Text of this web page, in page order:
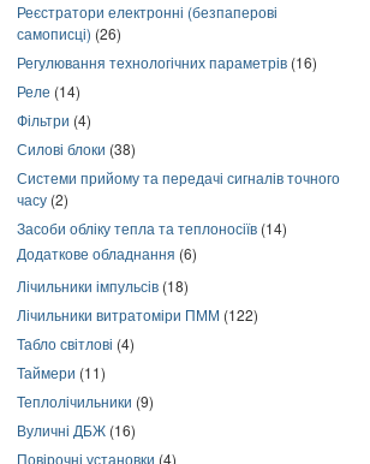
Реєстратори електронні (безпаперові
самописці) (26)
Регулювання технологічних параметрів (16)
Реле (14)
Фільтри (4)
Силові блоки (38)
Системи прийому та передачі сигналів точного
часу (2)
Засоби обліку тепла та теплоносіїв (14)
Додаткове обладнання (6)
Лічильники імпульсів (18)
Лічильники витратоміри ПММ (122)
Табло світлові (4)
Таймери (11)
Теплолічильники (9)
Вуличні ДБЖ (16)
Повірочні установки (4)